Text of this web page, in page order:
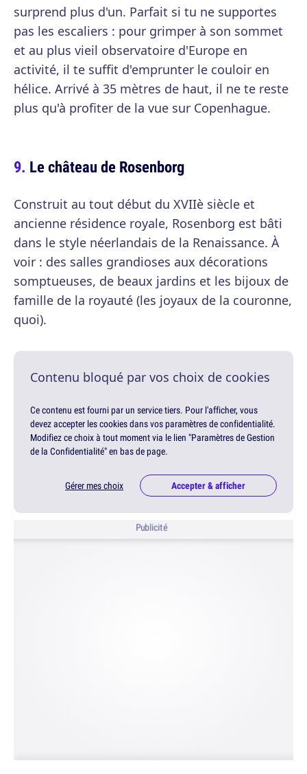
surprend plus d'un. Parfait si tu ne supportes
pas les escaliers : pour grimper à son sommet
et au plus vieil observatoire d'Europe en
activité, il te suffit d'emprunter le couloir en
hélice. Arrivé à 35 mètres de haut, il ne te reste
plus qu'à profiter de la vue sur Copenhague.
Le château de Rosenborg
Construit au tout début du XVIIè siècle et
ancienne résidence royale, Rosenborg est bâti
dans le style néerlandais de la Renaissance. À
voir : des salles grandioses aux décorations
somptueuses, de beaux jardins et les bijoux de
famille de la royauté (les joyaux de la couronne,
quoi).
Contenu bloqué par vos choix de cookies
Ce contenu est fourni par un service tiers. Pour l'afficher, vous
devez accepter les cookies dans vos paramètres de confidentialité.
Modifiez ce choix à tout moment via le lien "Paramètres de Gestion
de la Confidentialité" en bas de page.
Gérer mes choix Accepter & afficher
Publicité